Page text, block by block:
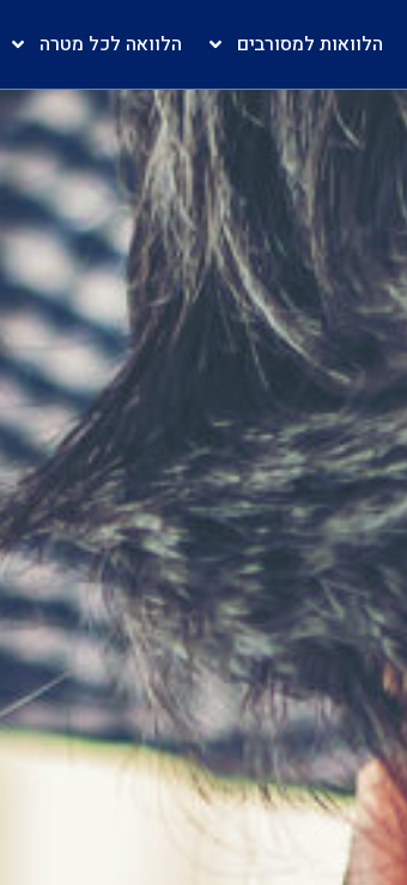
הלוואות למסורבים הלוואה לכל מטרה